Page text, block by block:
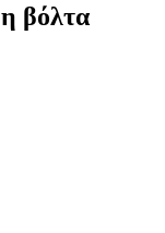
βόλτα